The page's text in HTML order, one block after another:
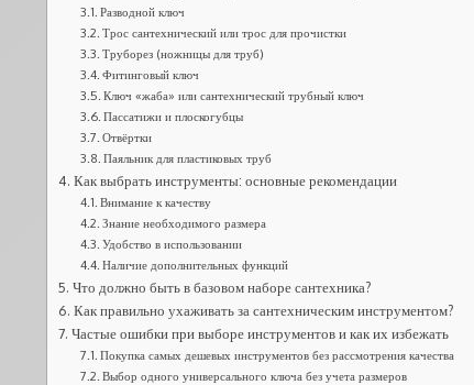
Разводной ключ
Трос сантехнический или трос для прочистки
Труборез (ножницы для труб)
Фитинговый ключ
Ключ «жаба» или сантехнический трубный ключ
Пассатижи и плоскогубцы
Отвёртки
Паяльник для пластиковых труб
Как выбрать инструменты: основные рекомендации
Внимание к качеству
Знание необходимого размера
Удобство в использовании
Наличие дополнительных функций
Что должно быть в базовом наборе сантехника?
Как правильно ухаживать за сантехническим инструментом?
Частые ошибки при выборе инструментов и как их избежать
Покупка самых дешевых инструментов без рассмотрения качества
Выбор одного универсального ключа без учета размеров